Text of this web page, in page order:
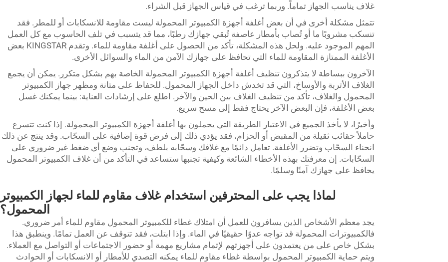
غلاف يناسب الجهاز تماماً. وربما ترغب في قياس الجهاز قبل الشراء.
تتمثل مشكلة أخرى في أن بعض أغلفة أجهزة الكمبيوتر المحمولة ليست مقاومة للانسكابات أو للمطر. فقد
تنسكب مشروبًا ما أو تُصاب بأمطار عاصفة تُبقي جهازك رطبًا، مما قد يتسبب في تلف الحاسوب مع كل العمل
المهم الموجود عليه. ولحل هذه المشكلة، تأكد من الحصول على أغلفة مقاومة للماء. وتقدم KINGSTAR بعض
الأغلفة الممتازة المقاومة للماء التي تحافظ على جهازك الآمن من الماء والسوائل الأخرى.
الآخرون ببساطة لا يتذكرون تنظيف أغلفة أجهزة الكمبيوتر المحمولة الخاصة بهم بشكل متكرر. يمكن أن يجمع
الغلاف الأتربة والأوساخ، التي قد تخدش داخل الجهاز المحمول. للحفاظ على متانة ومظهر جهاز الكمبيوتر
المحمول والغلاف، تأكد من تنظيف الغلاف بين الحين والآخر. اطلع على إرشادات العناية: بينما يمكنك غسل
بعض الأغلفة، فإن البعض الآخر يحتاج فقط إلى مسح سريع.
وأخيرًا، لا يأخذ الجميع في الاعتبار الطريقة التي يحملون بها أغلفة أجهزة الكمبيوتر المحمولة. إذا كنت تتسرع
حاملاً حقائب ثقيلة من المقبض أو الحزام، فقد يؤدي ذلك إلى فرض قوة إضافية على السحّاب. وقد ينتج عن ذلك
انحناء السحّاب وتضرر الأغلفة. تعامل دائمًا مع غلافك وسحّابه بلطف، وتجنب وضع أي ضغط غير ضروري على
السحّابات. إن معرفتك بهذه الأخطاء الشائعة وكيفية تجنبها ستساعد في التأكد من أن غلاف الكمبيوتر المحمول
يحافظ على جهازك آمنًا وسلمًا.
لماذا يجب على المحترفين استخدام غلاف مقاوم للماء لجهاز الكمبيوتر
المحمول؟
يجد معظم الأشخاص الذين يسافرون للعمل أن امتلاك غطاء للكمبيوتر المحمول مقاوم للماء أمر ضروري.
فالكمبيوترات المحمولة قد تواجه عدوًا حقيقيًا في الماء. وإذا ابتلت، فقد تتوقف عن العمل تمامًا. وينطبق هذا
بشكل خاص على من يعتمدون على أجهزتهم لإتمام مشاريع مهمة أو حضور الاجتماعات أو التواصل مع العملاء.
ويتم حماية الكمبيوتر المحمول بواسطة غطاء مقاوم للماء يمكنه التصدي للأمطار أو الانسكابات أو الحوادث